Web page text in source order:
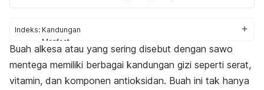
Indeks: Kandungan
Manfaat
Efek samping
Cara konsumsi
Buah alkesa atau yang sering disebut dengan sawo
mentega memiliki berbagai kandungan gizi seperti serat,
vitamin, dan komponen antioksidan. Buah ini tak hanya